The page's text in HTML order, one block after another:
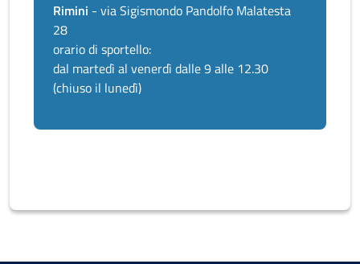
Rimini - via Sigismondo Pandolfo Malatesta
28
orario di sportello:
dal martedì al venerdì dalle 9 alle 12.30
(chiuso il lunedì)